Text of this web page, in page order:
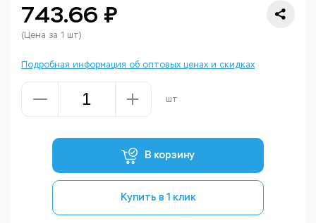
743.66 ₽
(Цена за 1 шт)
Подробная информация об оптовых ценах и скидках
шт
В корзину
Купить в 1 клик